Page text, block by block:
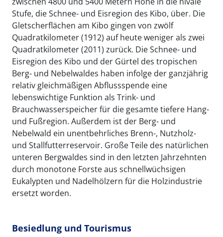
Stufe, die Schnee- und Eisregion des Kibo, über. Die
Gletscherflächen am Kibo gingen von zwölf
Quadratkilometer (1912) auf heute weniger als zwei
Quadratkilometer (2011) zurück. Die Schnee- und
Eisregion des Kibo und der Gürtel des tropischen
Berg- und Nebelwaldes haben infolge der ganzjährig
relativ gleichmäßigen Abflussspende eine
lebenswichtige Funktion als Trink- und
Brauchwasserspeicher für die gesamte tiefere Hang-
und Fußregion. Außerdem ist der Berg- und
Nebelwald ein unentbehrliches Brenn-, Nutzholz-
und Stallfutterreservoir. Große Teile des natürlichen
unteren Bergwaldes sind in den letzten Jahrzehnten
durch monotone Forste aus schnellwüchsigen
Eukalypten und Nadelhölzern für die Holzindustrie
ersetzt worden.
Besiedlung und Tourismus